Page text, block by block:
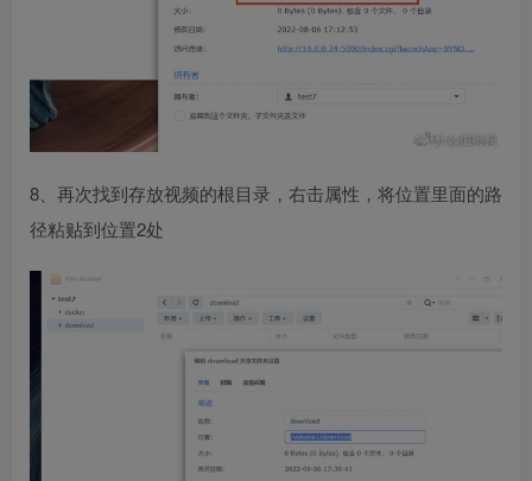
8、再次找到存放视频的根目录，右击属性，将位置里面的路
径粘贴到位置2处